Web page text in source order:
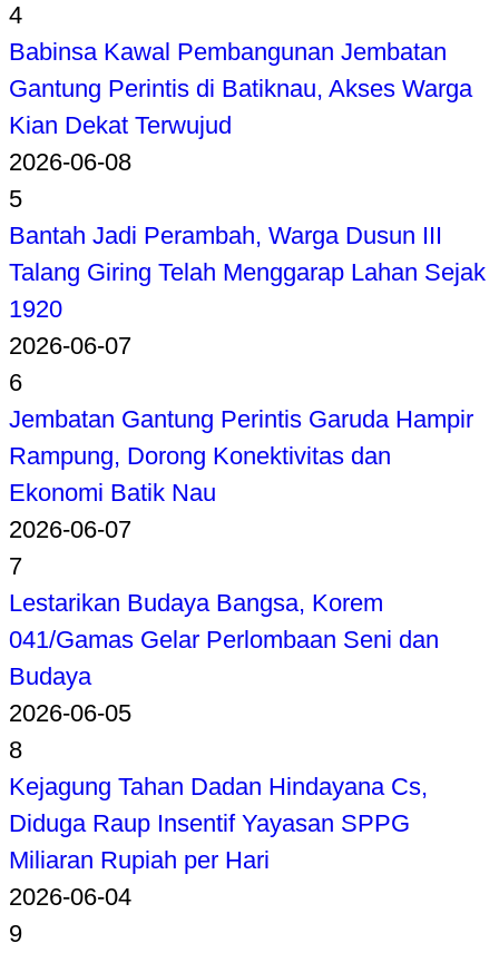
4
Babinsa Kawal Pembangunan Jembatan
Gantung Perintis di Batiknau, Akses Warga
Kian Dekat Terwujud
2026-06-08
5
Bantah Jadi Perambah, Warga Dusun III
Talang Giring Telah Menggarap Lahan Sejak
1920
2026-06-07
6
Jembatan Gantung Perintis Garuda Hampir
Rampung, Dorong Konektivitas dan
Ekonomi Batik Nau
2026-06-07
7
Lestarikan Budaya Bangsa, Korem
041/Gamas Gelar Perlombaan Seni dan
Budaya
2026-06-05
8
Kejagung Tahan Dadan Hindayana Cs,
Diduga Raup Insentif Yayasan SPPG
Miliaran Rupiah per Hari
2026-06-04
9